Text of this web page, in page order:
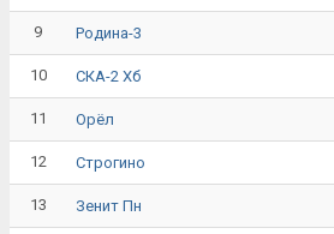
9 Родина-3
10 СКА-2 Хб
11 Орёл
12 Строгино
13 Зенит Пн